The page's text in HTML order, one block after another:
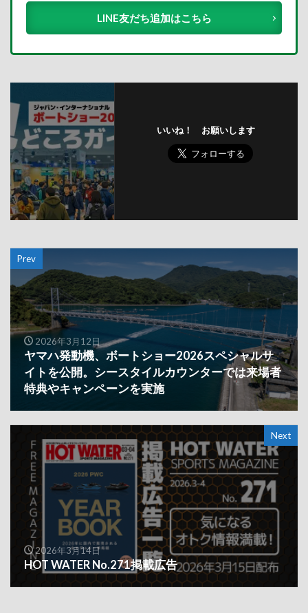
LINE友だち追加はこちら
いいね！ お願いします
Prev
2026年3月12日
ヤマハ発動機、ボートショー2026スペシャルサ
イトを公開。シースタイルカウンターでは来場者
特典やキャンペーンを実施
Next
2026年3月14日
HOT WATER No.271掲載広告